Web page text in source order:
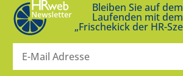
Bleiben Sie auf dem
Laufenden mit dem
„Frischekick der HR-